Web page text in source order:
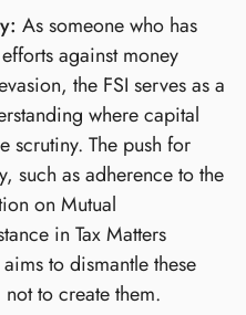
As someone who has
against money
the FSI serves as a
where capital
scrutiny. The push for
such as adherence to the
on Mutual
in Tax Matters
to dismantle these
to create them.